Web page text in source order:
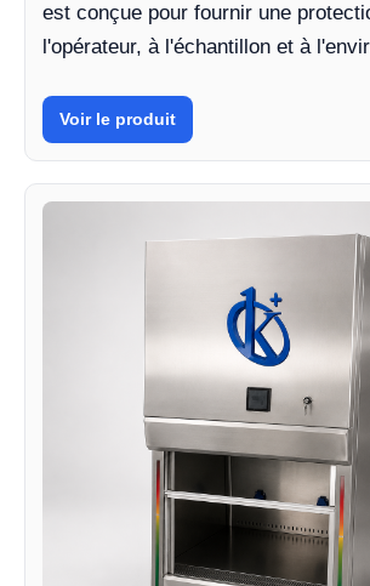
est conçue pour fournir une
l'opérateur, à l'échantillon et à
Voir le produit